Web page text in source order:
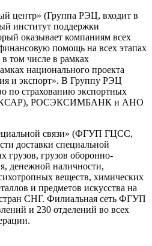
центр» (Группа РЭЦ, входит в
институт поддержки
оказывает компаниям всех
помощь на всех этапах
том числе в рамках
национального проекта
и экспорт». В Группу РЭЦ
по страхованию экспортных
(ЭКСАР), РОСЭКСИМБАНК и АНО
связи» (ФГУП ГЦСС,
доставки специальной
грузов, грузов оборонно-
денежной наличности,
веществ, химических
и предметов искусства на
СНГ. Филиальная сеть ФГУП
и 230 отделений во всех